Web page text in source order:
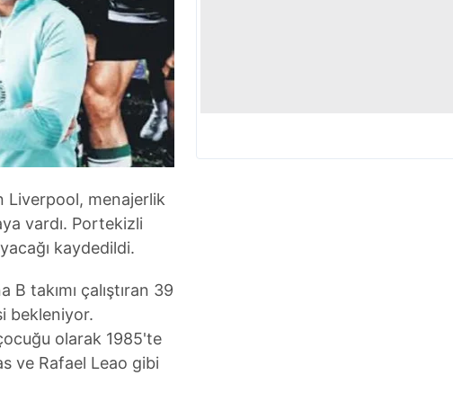
Liverpool, menajerlik
vardı. Portekizli
kaydedildi.
takımı çalıştıran 39
bekleniyor.
olarak 1985'te
ve Rafael Leao gibi